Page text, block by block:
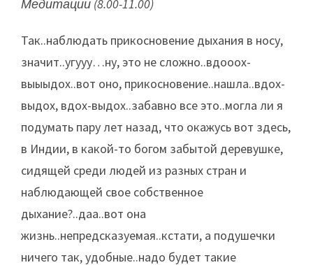
Медитации (8.00-11.00)
Так..наблюдать прикосновение дыхания в носу,
значит..угууу…ну, это не сложно..вдооох-
выыыдох..вот оно, прикосновение..нашла..вдох-
выдох, вдох-выдох..забавно все это..могла ли я
подумать пару лет назад, что окажусь вот здесь,
в Индии, в какой-то богом забытой деревушке,
сидящей среди людей из разных стран и
наблюдающей свое собственное
дыхание?..даа..вот она
жизнь..непредсказуемая..кстати, а подушечки
ничего так, удобные..надо будет такие